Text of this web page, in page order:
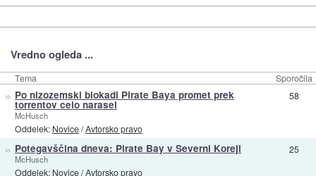
Vredno ogleda ...
Tema Sporočila
» Po nizozemski blokadi Pirate Baya promet prek
torrentov celo narasel
McHusch
Oddelek: Novice/Avtorsko pravo
58
» Potegavščina dneva: Pirate Bay v Severni Koreji
McHusch
Oddelek: Novice/Avtorsko pravo
25